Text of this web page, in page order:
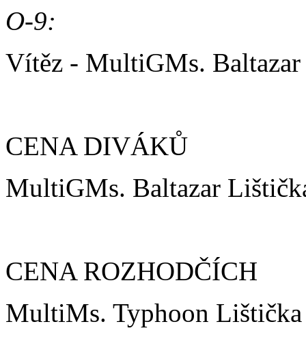
O-9:
Vítěz - MultiGMs.
CENA DIVÁKŮ
MultiGMs. Baltazar
CENA ROZHODČÍCH
MultiMs. Typhoon